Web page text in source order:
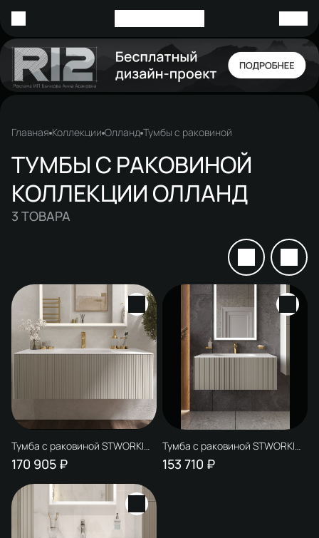
Главная Коллекции Олланд Тумбы с раковиной
ТУМБЫ С РАКОВИНОЙ
КОЛЛЕКЦИИ ОЛЛАНД
3 ТОВАРА
Тумба с раковиной STWORKI
Олланд 120 бежево-серая
170 905 ₽
Тумба с раковиной STWORKI
Олланд 100 бежево-серая
153 710 ₽